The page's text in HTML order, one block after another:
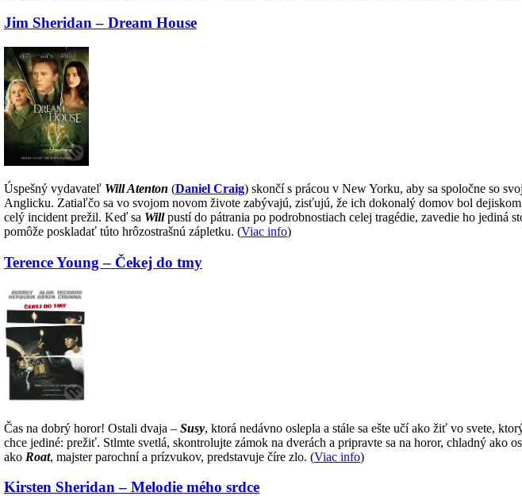
Jim Sheridan – Dream House
Úspešný vydavateľ Will Atenton (Daniel Craig) skončí s prácou v New Yorku, aby sa spoločne so
Anglicku. Zatiaľčo sa vo svojom novom živote zabývajú, zisťujú, že ich dokonalý domov bol
celý incident prežil. Keď sa Willpustí do pátrania po podrobnostiach celej tragédie, zavedie ho jediná
pomôže poskladať túto hrôzostrašnú zápletku. (Viac info)
Terence Young – Čekej do tmy
Čas na dobrý horor! Ostali dvaja – Susy, ktorá nedávno oslepla a stále sa ešte učí ako žiť vo svete,
chce jediné: prežiť. Stlmte svetlá, skontrolujte zámok na dverách a pripravte sa na horor, chladný ako
ako Roat, majster parochní a prízvukov, predstavuje číre zlo. (Viac info)
Kirsten Sheridan – Melodie mého srdce